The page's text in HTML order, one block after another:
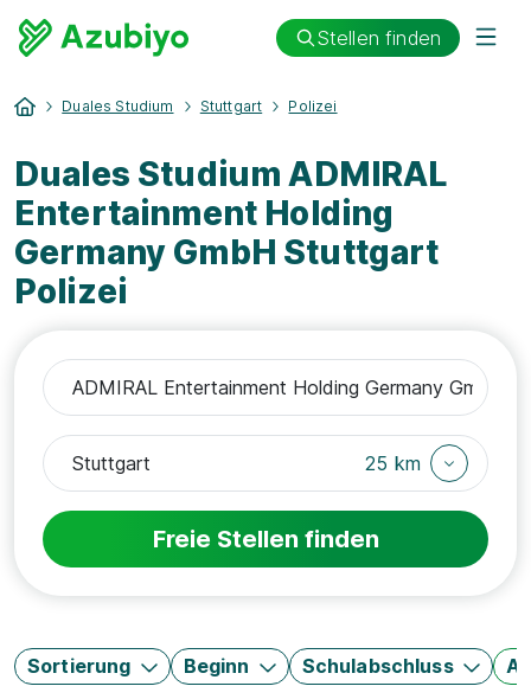
Stellen finden
Duales Studium Stuttgart Polizei
Duales Studium ADMIRAL
Entertainment Holding
Germany GmbH Stuttgart
Polizei
25 km
Freie Stellen finden
Sortierung Beginn Schulabschluss